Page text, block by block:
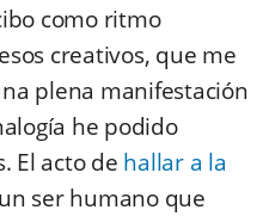
como ritmo
creativos, que me
plena manifestación
he podido
El acto de hallar a la
ser humano que